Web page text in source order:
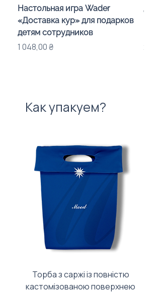
Настольная игра Wader
«Доставка кур» для подарков
детям сотрудников
Цена
1 048,00 ₴
Как упакуем?
Торба з саржі із повністю
кастомізованою поверхнею